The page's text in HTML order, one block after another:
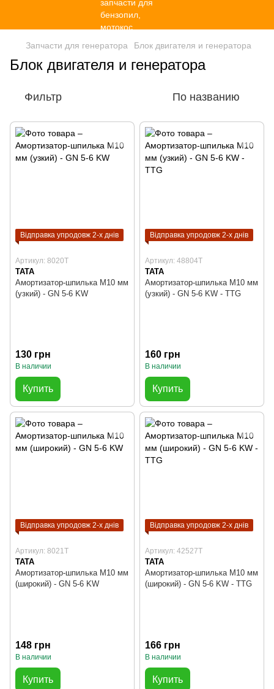
Запчасти для генератора Блок двигателя и генератора
Блок двигателя и генератора
Фильтр По названию
Відправка упродовж 2-х днів
Артикул: 8020T
TATA
Амортизатор-шпилька М10 мм
(узкий) - GN 5-6 KW
130 грн
В наличии
Купить
Відправка упродовж 2-х днів
Артикул: 48804T
TATA
Амортизатор-шпилька М10 мм
(узкий) - GN 5-6 KW - TTG
160 грн
В наличии
Купить
Відправка упродовж 2-х днів
Артикул: 8021T
TATA
Амортизатор-шпилька М10 мм
(широкий) - GN 5-6 KW
148 грн
В наличии
Купить
Відправка упродовж 2-х днів
Артикул: 42527T
TATA
Амортизатор-шпилька М10 мм
(широкий) - GN 5-6 KW - TTG
166 грн
В наличии
Купить